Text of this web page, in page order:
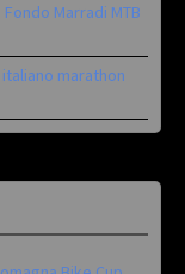
Marradi MTB
marathon